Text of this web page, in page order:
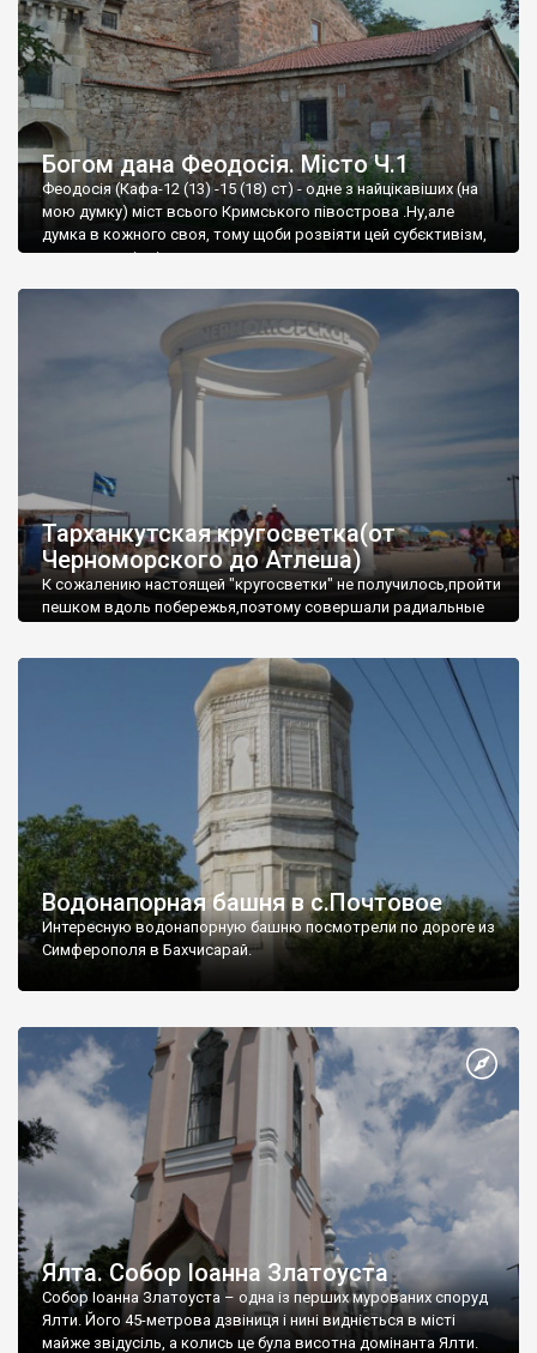
Богом дана Феодосія. Місто Ч.1
Феодосія (Кафа-12 (13) -15 (18) ст) - одне з найцікавіших (на
мою думку) міст всього Кримського півострова .Ну,але
думка в кожного своя, тому щоби розвіяти цей субєктивізм,
запрошую відвідати це
Тарханкутская кругосветка(от
Черноморского до Атлеша)
К сожалению настоящей "кругосветки" не получилось,пройти
пешком вдоль побережья,поэтому совершали радиальные
Водонапорная башня в с.Почтовое
Интересную водонапорную башню посмотрели по дороге из
Симферополя в Бахчисарай.
Ялта. Собор Іоанна Златоуста
Собор Іоанна Златоуста – одна із перших мурованих споруд
Ялти. Його 45-метрова дзвіниця і нині видніється в місті
майже звідусіль, а колись це була висотна домінанта Ялти.